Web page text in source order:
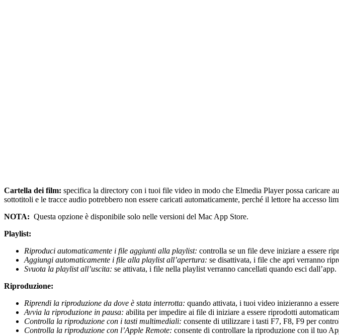
Cartella dei film: specifica la directory con i tuoi file video in modo che Elmedia Player possa caricare
sottotitoli e le tracce audio potrebbero non essere caricati automaticamente, perché il lettore ha accesso
NOTA: Questa opzione è disponibile solo nelle versioni del Mac App Store.
Playlist:
Riproduci automaticamente i file aggiunti alla playlist: controlla se un file deve iniziare a essere
Aggiungi automaticamente i file alla playlist all’apertura: se disattivata, i file che apri verranno
Svuota la playlist all’uscita: se attivata, i file nella playlist verranno cancellati quando esci dall’app.
Riproduzione:
Riprendi la riproduzione da dove è stata interrotta: quando attivata, i tuoi video inizieranno a
Avvia la riproduzione in pausa: abilita per impedire ai file di iniziare a essere riprodotti
Controlla la riproduzione con i tasti multimediali: consente di utilizzare i tasti F7, F8, F9 per
Controlla la riproduzione con l’Apple Remote: consente di controllare la riproduzione con il tuo